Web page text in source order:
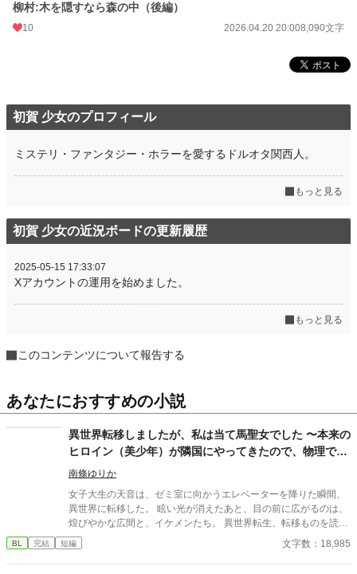
柳村:木を隠すなら森の中（後編）
10 2026.04.20 20:008,090文字
初賀 少女のプロフィール
ミステリ・ファンタジー・ホラーを愛するドルオタ関西人。
もっと見る
初賀 少女の近況ボードの更新履歴
2025-05-15 17:33:07
Xアカウントの運用を始めました。
もっと見る
このコンテンツについて報告する
あなたにおすすめの小説
異世界転移しましたが、私は当て馬聖女でした 〜本来の
ヒロイン（美少年）が隣国にやってきたので、物理で更
地を作ります〜
南條ゆりか
女子大生の天音は、ゼミ室に向かうエレベーターを降りた瞬間、
異世界に転移した。 眩い光が消えたあと、目の前に広がるのは、
煌びやかな広間と、イケメンたち。 異世界転生、転移ものを読み
漁っている天音は、瞬時に自分に与えられた「聖女」の役割を察
するのだが……。 どうやら、この世界はそう一筋縄ではいかない
BL 完結 短編 文字数：18,985